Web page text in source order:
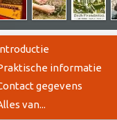
informatie
gegevens
van...